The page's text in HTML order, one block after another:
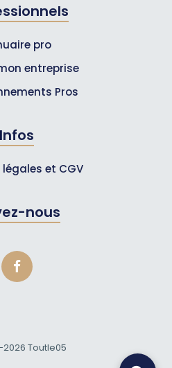
pro
entreprise
Pros
Infos
et CGV
nous
Toutle05